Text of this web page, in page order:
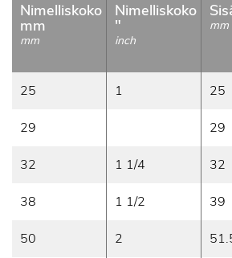
Nimelliskoko
mm
mm
Nimelliskoko
"
inch
mm
25 1 25
29 29
32 1 1/4 32
38 1 1/2 39
50 2